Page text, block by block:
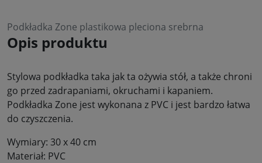
Podkładka Zone plastikowa pleciona srebrna
Opis produktu
Stylowa podkładka taka jak ta ożywia stół, a także chroni
go przed zadrapaniami, okruchami i kapaniem.
Podkładka Zone jest wykonana z PVC i jest bardzo łatwa
do czyszczenia.
Wymiary: 30 x 40 cm
Materiał: PVC